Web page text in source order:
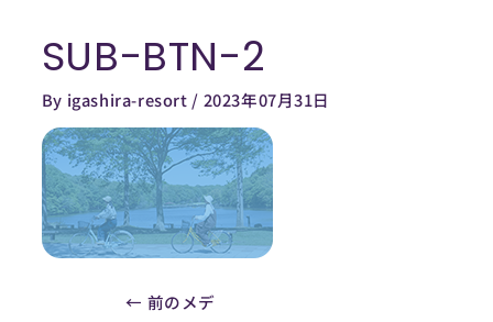
SUB-BTN-2
By igashira-resort / 2023年07月31日
Post
navigation
← 前のメデ